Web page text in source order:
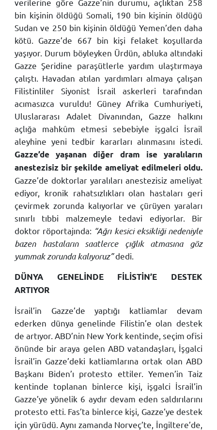
verilerine göre Gazze’nin durumu, açlıktan 258
bin kişinin öldüğü Somali, 190 bin kişinin öldüğü
Sudan ve 250 bin kişinin öldüğü Yemen’den daha
kötü. Gazze’de 667 bin kişi felaket koşullarda
yaşıyor. Durum böyleyken Ürdün, abluka altındaki
Gazze Şeridine paraşütlerle yardım ulaştırmaya
çalıştı. Havadan atılan yardımları almaya çalışan
Filistinliler Siyonist İsrail askerleri tarafından
acımasızca vuruldu! Güney Afrika Cumhuriyeti,
Uluslararası Adalet Divanından, Gazze halkını
açlığa mahkûm etmesi sebebiyle işgalci İsrail
aleyhine yeni tedbir kararları alınmasını istedi.
Gazze’de yaşanan diğer dram ise yaralıların
anestezisiz bir şekilde ameliyat edilmeleri oldu.
Gazze’de doktorlar yaralıları anestezisiz ameliyat
ediyor, kronik rahatsızlıkları olan hastaları geri
çevirmek zorunda kalıyorlar ve çürüyen yaraları
sınırlı tıbbi malzemeyle tedavi ediyorlar. Bir
doktor röportajında: “Ağrı kesici eksikliği nedeniyle
bazen hastaların saatlerce çığlık atmasına göz
yummak zorunda kalıyoruz”dedi.
DÜNYA GENELİNDE FİLİSTİN’E DESTEK
ARTIYOR
İsrail’in Gazze’de yaptığı katliamlar devam
ederken dünya genelinde Filistin’e olan destek
de artıyor. ABD’nin New York kentinde, seçim ofisi
önünde bir araya gelen ABD vatandaşları, İşgalci
İsrail’in Gazze’deki katliamlarına ortak olan ABD
Başkanı Biden’ı protesto ettiler. Yemen’in Taiz
kentinde toplanan binlerce kişi, işgalci İsrail’in
Gazze’ye yönelik 6 aydır devam eden saldırılarını
protesto etti. Fas’ta binlerce kişi, Gazze’ye destek
için yürüdü. Aynı zamanda Norveç’te, İngiltere’de,